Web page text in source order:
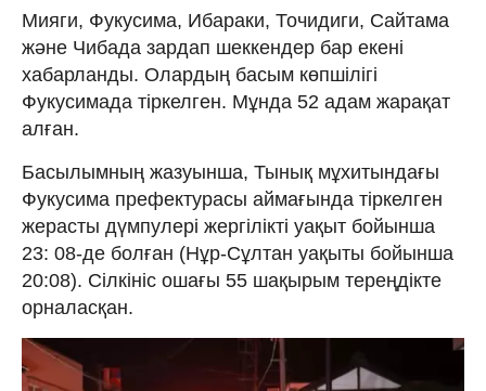
Мияги, Фукусима, Ибараки, Точидиги, Сайтама
және Чибада зардап шеккендер бар екені
хабарланды. Олардың басым көпшілігі
Фукусимада тіркелген. Мұнда 52 адам жарақат
алған.
Басылымның жазуынша, Тынық мұхитындағы
Фукусима префектурасы аймағында тіркелген
жерасты дүмпулері жергілікті уақыт бойынша
23: 08-де болған (Нұр-Сұлтан уақыты бойынша
20:08). Сілкініс ошағы 55 шақырым тереңдікте
орналасқан.